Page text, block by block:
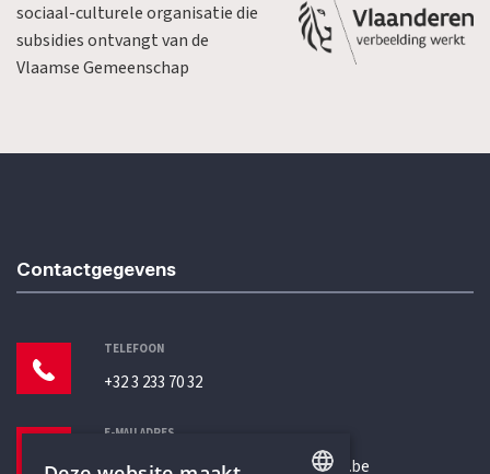
sociaal-culturele organisatie die
subsidies ontvangt van de
Vlaamse Gemeenschap
Contactgegevens
TELEFOON
+32 3 233 70 32
E-MAILADRES
secretariaat@humanistischverbond.be